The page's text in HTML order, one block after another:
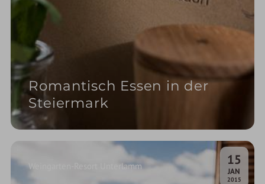
Romantisch Essen in der
Steiermark
15
JAN
2015
Weingarten-Resort Unterlamm